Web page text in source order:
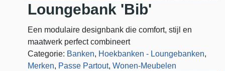
Loungebank 'Bib'
Een modulaire designbank die comfort, stijl en
maatwerk perfect combineert
Categorie: Banken, Hoekbanken - Loungebanken,
Merken, Passe Partout, Wonen-Meubelen